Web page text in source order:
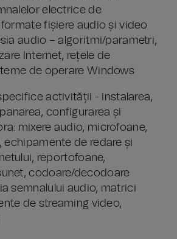
electrice de
fișiere audio și video
audio – algoritmi/parametri,
Internet, rețele de
de operare Windows
activității - instalarea,
configurarea și
mixere audio, microfoane,
echipamente de redare și
reportofoane,
codoare/decodoare
semnalului audio, matrici
de streaming video,